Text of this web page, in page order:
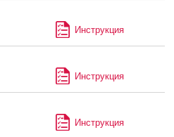
Инструкция
Инструкция
Инструкция